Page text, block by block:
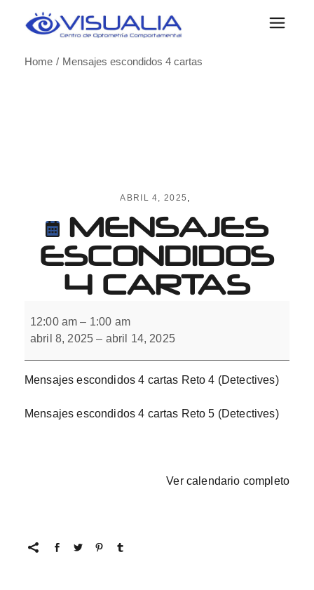
Home
Mensajes escondidos 4 cartas
ABRIL 4, 2025
MENSAJES
ESCONDIDOS
4 CARTAS
escondidos
cartas
12:00 am – 1:00 am
abril 8, 2025 – abril 14, 2025
Mensajes escondidos 4 cartas Reto 4 (Detectives)
Mensajes escondidos 4 cartas Reto 5 (Detectives)
Ver calendario completo